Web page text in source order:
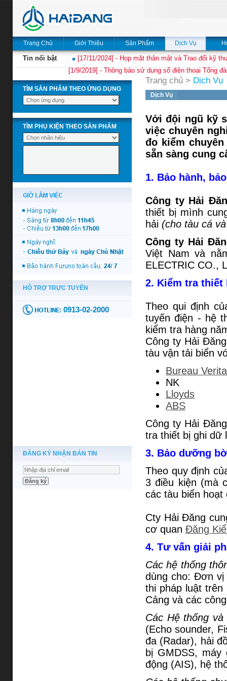
Trang Chủ Giới Thiệu Sản Phẩm Dịch Vụ
Tin nổi bật
[17/11/2024] - Họp mặt thân mật và Trao đổi kỹ
[1/9/2019] - Thông báo sử dụng số điện thoại Tổng
TÌM SẢN PHẨM THEO ỨNG DỤNG
TÌM PHỤ KIỆN THEO SẢN PHẨM
ĐĂNG KÝ NHẬN BẢN TIN
Trang chủ > Dịch Vụ
Dịch Vụ
Với đội ngũ kỹ
việc chuyên
đo kiểm
sẵn sàng cung
1. Bảo hành,
Công ty Hải
thiết bị mình
hải (cho tàu cá
Công ty Hải
Việt Nam và
ELECTRIC CO.,
2. Kiểm tra thiết
Theo qui định
tuyến điện - hệ
kiểm tra hàng
Công ty Hải
tàu vận tải biển
Bureau
NK
Lloyds
ABS
Công ty Hải
tra thiết bị ghi dữ
3. Bảo dưỡng
Theo quy định
3 điều kiện (mà
các tàu biển hoạt
Cty Hải Đăng
cơ quan Đăng
4. Tư vấn giải
Các hệ thống
dùng cho: Đơn
thi pháp luật
Cảng và các
Các Hệ thống
(Echo sounder,
đa (Radar), hải
bị GMDSS,
động (AIS), hệ